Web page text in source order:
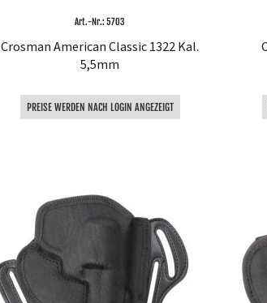
Art.-Nr.: 5703
Crosman American Classic 1322 Kal.
5,5mm
PREISE WERDEN NACH LOGIN ANGEZEIGT